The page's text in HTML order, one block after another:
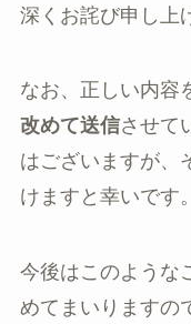
深くお詫び申し上
なお、正しい内容
改めて送信させて
はございますが、
けますと幸いです。
今後はこのような
めてまいりますの